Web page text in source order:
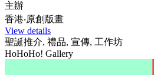
主辦
香港‧原創版畫
View details
聖誕推介, 禮品, 宣傳, 工作坊
HoHoHo! Gallery